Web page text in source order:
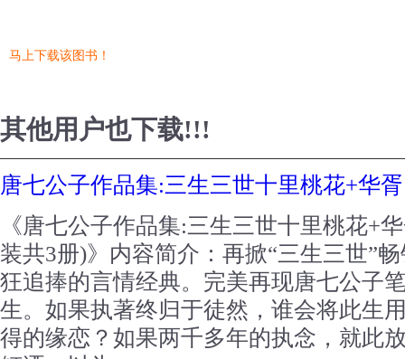
马上下载该图书！
其他用户也下载!!!
唐七公子作品集:三生三世十里桃花+华
《唐七公子作品集:三生三世十里桃花+
装共3册)》内容简介：再掀“三生三世”
狂追捧的言情经典。完美再现唐七公子
生。如果执著终归于徒然，谁会将此生
得的缘恋？如果两千多年的执念，就此